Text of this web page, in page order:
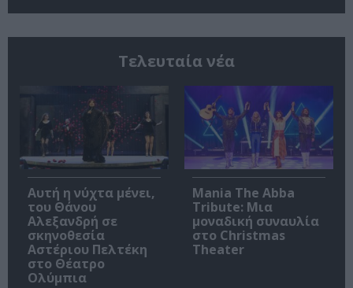
Τελευταία νέα
Αυτή η νύχτα μένει,
του Θάνου
Αλεξανδρή σε
σκηνοθεσία
Αστέριου Πελτέκη
στο Θέατρο
Ολύμπια
Mania The Abba
Tribute: Μια
μοναδική συναυλία
στο Christmas
Theater